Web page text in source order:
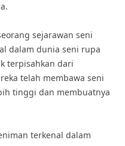
sejarawan seni
dalam dunia seni rupa
terpisahkan dari
telah membawa seni
tinggi dan membuatnya
terkenal dalam